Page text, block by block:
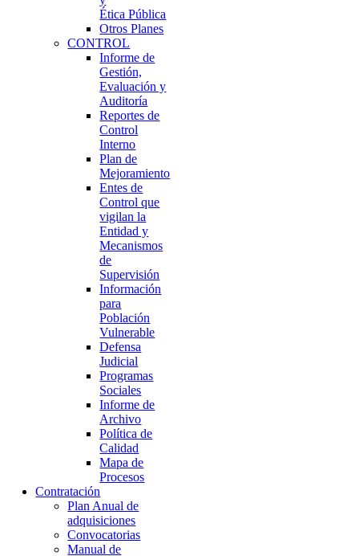
Ética Pública
Otros Planes
CONTROL
Informe de
Gestión,
Evaluación y
Auditoría
Reportes de
Control
Interno
Plan de
Mejoramiento
Entes de
Control que
vigilan la
Entidad y
Mecanismos
de
Supervisión
Información
para
Población
Vulnerable
Defensa
Judicial
Programas
Sociales
Informe de
Archivo
Política de
Calidad
Mapa de
Procesos
Contratación
Plan Anual de
adquisiciones
Convocatorias
Manual de